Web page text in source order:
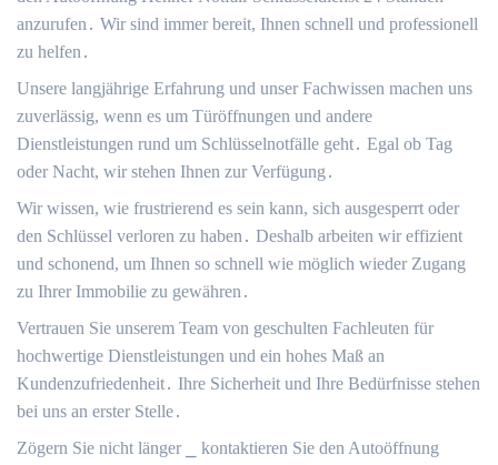
anzurufen․ Wir sind immer bereit, Ihnen schnell und professionell
zu helfen․
Unsere langjährige Erfahrung und unser Fachwissen machen uns
zuverlässig, wenn es um Türöffnungen und andere
Dienstleistungen rund um Schlüsselnotfälle geht․ Egal ob Tag
oder Nacht, wir stehen Ihnen zur Verfügung․
Wir wissen, wie frustrierend es sein kann, sich ausgesperrt oder
den Schlüssel verloren zu haben․ Deshalb arbeiten wir effizient
und schonend, um Ihnen so schnell wie möglich wieder Zugang
zu Ihrer Immobilie zu gewähren․
Vertrauen Sie unserem Team von geschulten Fachleuten für
hochwertige Dienstleistungen und ein hohes Maß an
Kundenzufriedenheit․ Ihre Sicherheit und Ihre Bedürfnisse stehen
bei uns an erster Stelle․
Zögern Sie nicht länger ⎯ kontaktieren Sie den Autoöffnung